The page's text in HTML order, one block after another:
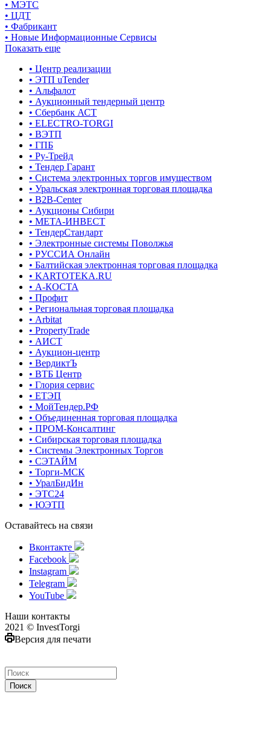
• МЭТС
• ЦДТ
• Фабрикант
• Новые Информационные Сервисы
Показать еще
• Центр реализации
• ЭТП uTender
• Альфалот
• Аукционный тендерный центр
• Сбербанк АСТ
• ELECTRO-TORGI
• ВЭТП
• ГПБ
• Ру-Трейд
• Тендер Гарант
• Система электронных торгов имуществом
• Уральская электронная торговая площадка
• B2B-Center
• Аукционы Сибири
• МЕТА-ИНВЕСТ
• ТендерСтандарт
• Электронные системы Поволжья
• РУССИА Онлайн
• Балтийская электронная торговая площадка
• KARTOTEKA.RU
• А-КОСТА
• Профит
• Региональная торговая площадка
• Arbitat
• PropertyTrade
• АИСТ
• Аукцион-центр
• ВердиктЪ
• ВТБ Центр
• Глория сервис
• ЕТЭП
• МойТендер.РФ
• Объединенная торговая площадка
• ПРОМ-Консалтинг
• Сибирская торговая площадка
• Системы Электронных Торгов
• СЭТАЙМ
• Торги-МСК
• УралБидИн
• ЭТС24
• ЮЭТП
Оставайтесь на связи
Вконтакте
Facebook
Instagram
Telegram
YouTube
Наши контакты
2021 © InvestTorgi
Версия для печати
Поиск